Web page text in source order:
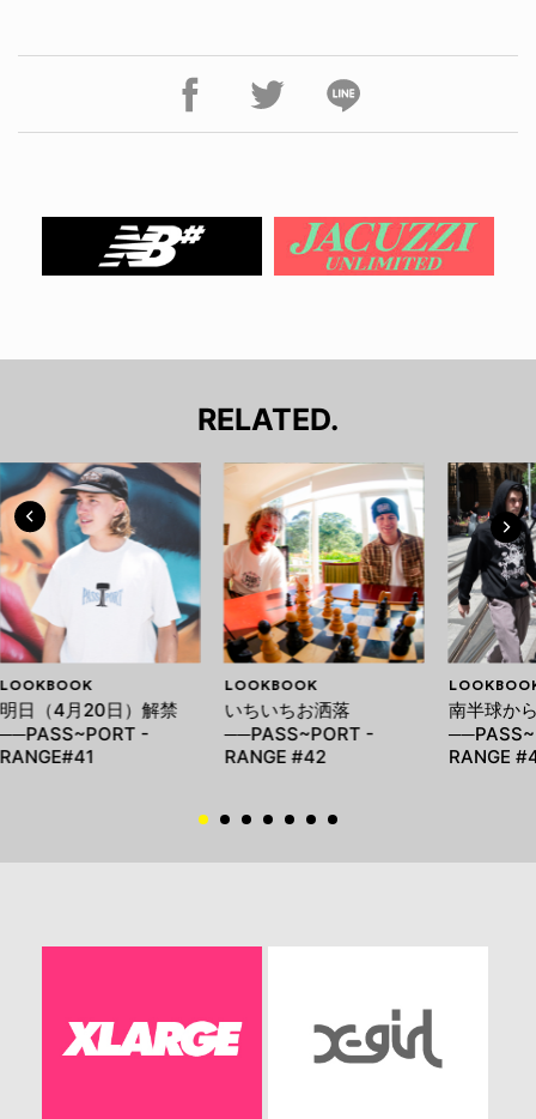
RELATED.
LOOKBOOK
明日（4月20日）解禁
──PASS~PORT -
RANGE#41
LOOKBOOK
いちいちお洒落
──PASS~PORT -
RANGE #42
南半球か
RANGE